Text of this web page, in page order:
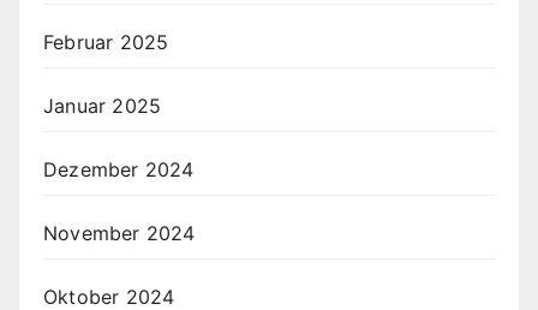
Februar 2025
Januar 2025
Dezember 2024
November 2024
Oktober 2024